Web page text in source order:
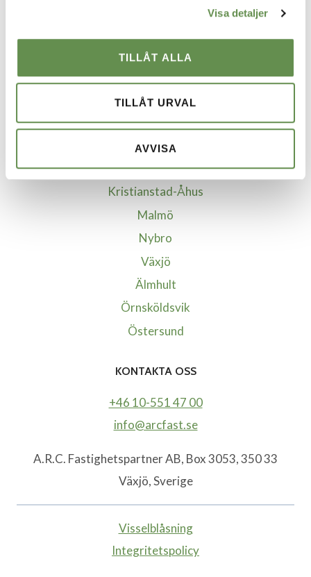
Visa detaljer
TILLÅT ALLA
TILLÅT URVAL
AVVISA
Borgholm
Borlänge
Göteborg
Helsingborg
Jönköping
Kalmar
Kristianstad-Åhus
Malmö
Nybro
Växjö
Älmhult
Örnsköldsvik
Östersund
KONTAKTA OSS
+46 10-551 47 00
info@arcfast.se
A.R.C. Fastighetspartner AB, Box 3053, 350 33
Växjö, Sverige
Visselblåsning
Integritetspolicy